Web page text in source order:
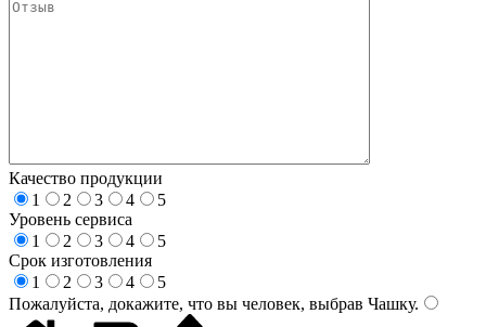
Качество продукции
1
2 3 4
5
Уровень сервиса
1
2 3 4
5
Срок изготовления
1
2 3 4
5
Пожалуйста, докажите, что вы человек, выбрав Чашку.